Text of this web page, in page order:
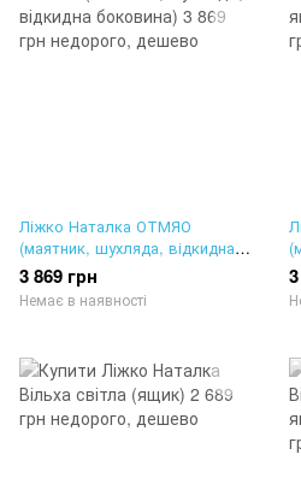
Ліжко Наталка ОТМЯО
(маятник, шухляда, відкидна
боковина)
3 869 грн
Немає в наявності